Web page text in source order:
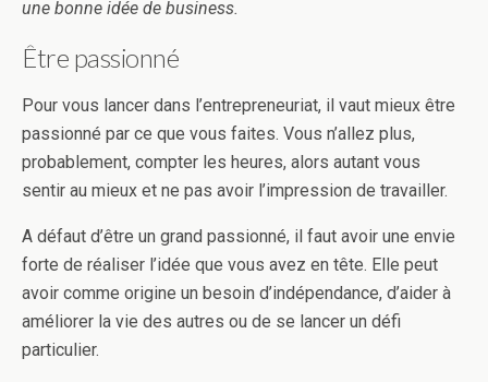
une bonne idée de business.
Être passionné
Pour vous lancer dans l’entrepreneuriat, il vaut mieux être
passionné par ce que vous faites. Vous n’allez plus,
probablement, compter les heures, alors autant vous
sentir au mieux et ne pas avoir l’impression de travailler.
A défaut d’être un grand passionné, il faut avoir une envie
forte de réaliser l’idée que vous avez en tête. Elle peut
avoir comme origine un besoin d’indépendance, d’aider à
améliorer la vie des autres ou de se lancer un défi
particulier.